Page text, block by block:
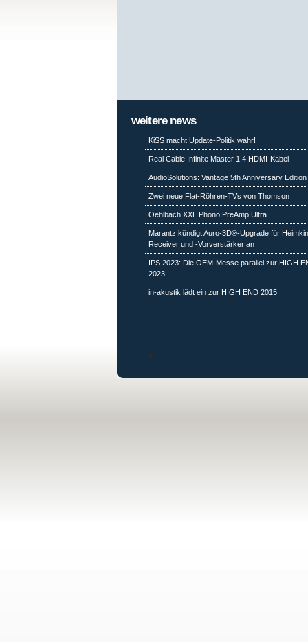
weitere news
KiSS macht Update-Politik wahr!
Real Cable Infinite Master 1.4 HDMI-Kabel
AudioSolutions: Vantage 5th Anniversary Edition
Zwei neue Flat-Röhren-TVs von Thomson
Oehlbach XXL Phono PreAmp Ultra
Marantz kündigt Auro-3D®-Upgrade für
Receiver und -Vorverstärker an
IPS 2023: Die OEM-Messe parallel zur HIGH
2023
in-akustik lädt ein zur HIGH END 2015